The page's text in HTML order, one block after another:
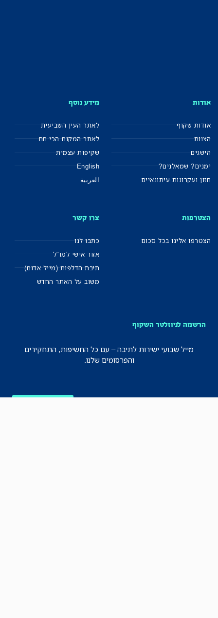
אודות
אודות שקוף
הצוות
הישגים
ימנים? שמאלנים?
חזון ועקרונות עיתונאיים
מידע נוסף
לאתר העין השביעית
לאתר המקום הכי חם
שקיפות עצמית
English
العربية
הצטרפות
הצטרפו אלינו בכל סכום
צרו קשר
כתבו לנו
אזור אישי למו"ל
תיבת הדלפות (מייל אדום)
משוב על האתר החדש
הרשמה לניוזלטר השקוף
מייל שבועי ישירות לתיבה – עם כל החשיפות, התחקירים
והפרסומים שלנו.